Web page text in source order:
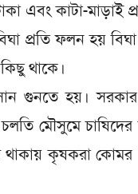
এবং কাটা-মাড়াই
প্রতি ফলন হয় বিঘা
থাকে।
গুনতে হয়।
মৌসুমে চাষিদের
থাকায় কৃষকরা কোমর